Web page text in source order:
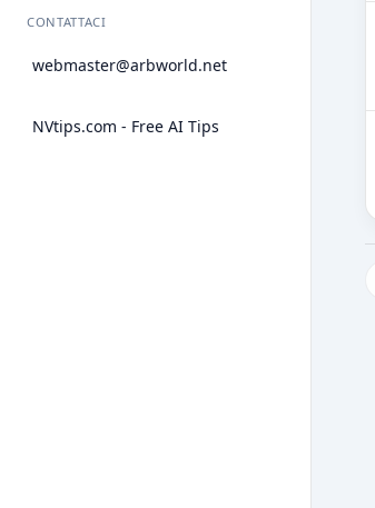
CONTATTACI
webmaster@arbworld.net
NVtips.com - Free AI Tips